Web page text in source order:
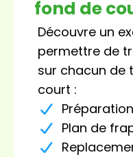
fond de
Découvre un
permettre de
sur chacun de
court :
Préparation
Plan de